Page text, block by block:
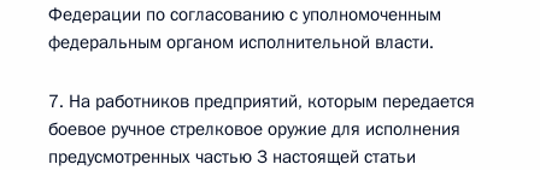
Федерации по согласованию с уполномоченным
федеральным органом исполнительной власти.
7. На работников предприятий, которым передается
боевое ручное стрелковое оружие для исполнения
предусмотренных частью 3 настоящей статьи